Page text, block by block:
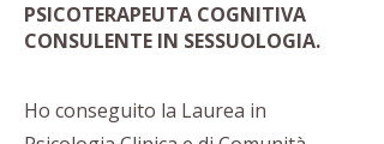
PSICOTERAPEUTA COGNITIVA
CONSULENTE IN SESSUOLOGIA.
Ho conseguito la Laurea in